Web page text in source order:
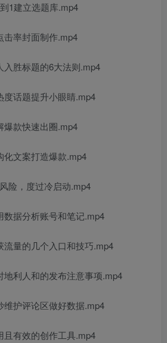
1建立选题库.mp4
击率封面制作.mp4
入胜标题的6大法则.mp4
度话题提升小眼睛.mp4
爆款快速出圈.mp4
化文案打造爆款.mp4
险，度过冷启动.mp4
数据分析账号和笔记.mp4
流量的几个入口和技巧.mp4
地利人和的发布注意事项.mp4
维护评论区做好数据.mp4
且有效的创作工具.mp4